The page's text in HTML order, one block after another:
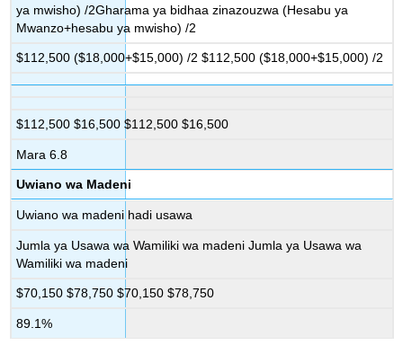
ya mwisho) /2Gharama ya bidhaa zinazouzwa (Hesabu ya
Mwanzo+hesabu ya mwisho) /2
$112,500 ($18,000+$15,000) /2 $112,500 ($18,000+$15,000) /2
$112,500 $16,500 $112,500 $16,500
Mara 6.8
Uwiano wa Madeni
Uwiano wa madeni hadi usawa
Jumla ya Usawa wa Wamiliki wa madeni Jumla ya Usawa wa
Wamiliki wa madeni
$70,150 $78,750 $70,150 $78,750
89.1%